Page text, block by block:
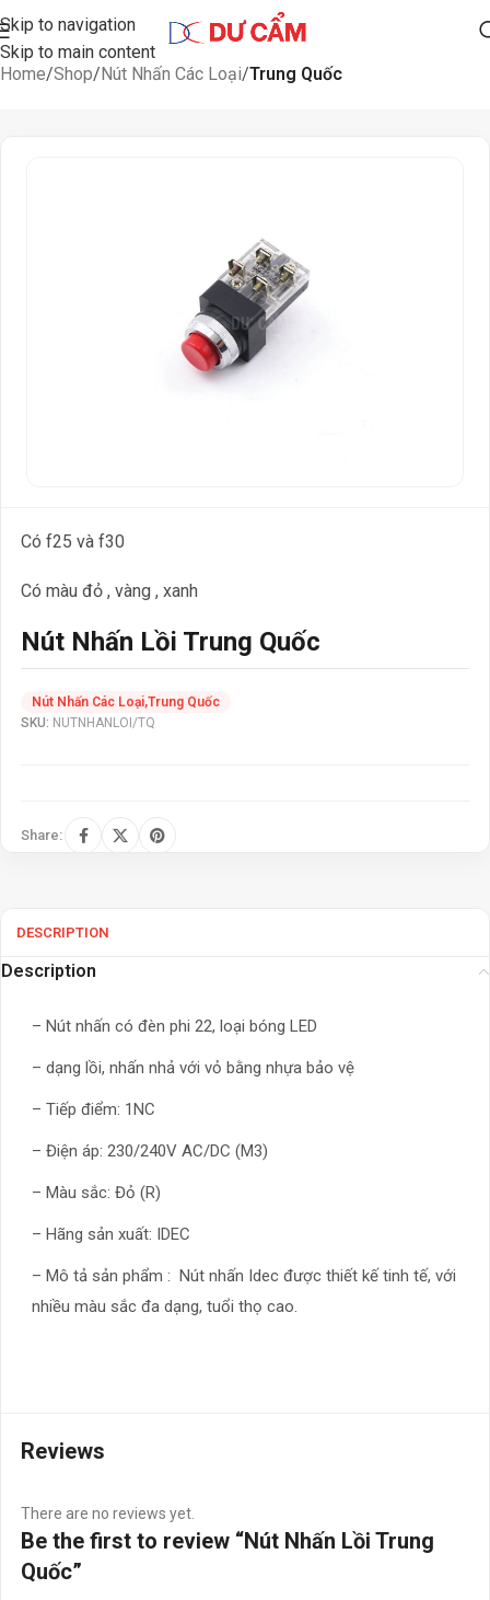
Skip to navigation
Skip to main content
Home Shop Nút Nhấn Các Loại Trung Quốc
Nút Nhấn Lồi Trung Quốc
Có f25 và f30
Có màu đỏ , vàng , xanh
SKU: NUTNHANLOI/TQ
Nút Nhấn Các Loại,Trung Quốc
Share:
DESCRIPTION
Description
– Nút nhấn có đèn phi 22, loại bóng LED
– dạng lồi, nhấn nhả với vỏ bằng nhựa bảo vệ
– Tiếp điểm: 1NC
– Điện áp: 230/240V AC/DC (M3)
– Màu sắc: Đỏ (R)
– Hãng sản xuất: IDEC
– Mô tả sản phẩm : Nút nhấn Idec được thiết kế tinh tế, với
nhiều màu sắc đa dạng, tuổi thọ cao.
Reviews
There are no reviews yet.
Be the first to review “Nút Nhấn Lồi Trung
Quốc”